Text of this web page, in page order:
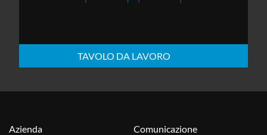
TAVOLO DA LAVORO
Azienda Comunicazione